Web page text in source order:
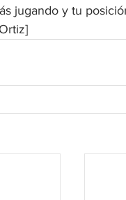
jugando y tu